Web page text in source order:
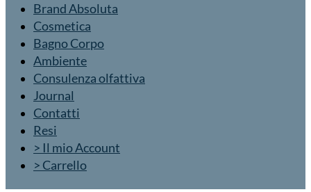
Brand Absoluta
Cosmetica
Bagno Corpo
Ambiente
Consulenza olfattiva
Journal
Contatti
Resi
> Il mio Account
> Carrello